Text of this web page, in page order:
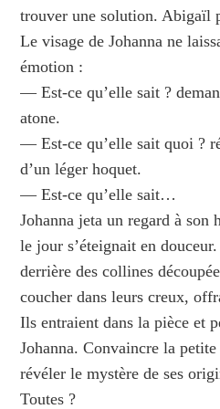
trouver une solution. Abigaïl
Le visage de Johanna ne
émotion :
— Est‑ce qu’elle sait ?
atone.
— Est‑ce qu’elle sait quoi ?
d’un léger hoquet.
— Est‑ce qu’elle sait…
Johanna jeta un regard à son
le jour s’éteignait en
derrière des collines
coucher dans leurs creux,
Ils entraient dans la pièce et
Johanna. Convaincre la
révéler le mystère de ses
Toutes ?